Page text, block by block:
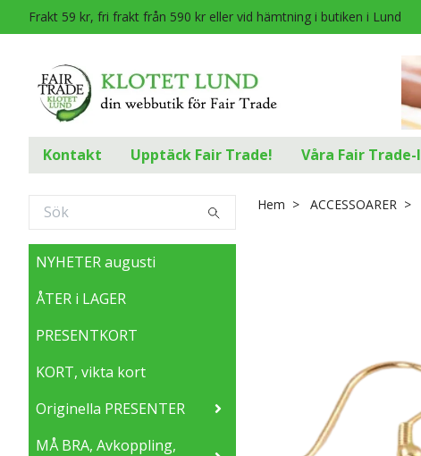
Frakt 59 kr, fri frakt från 590 kr eller vid hämtning i butiken i Lund
Kontakt Upptäck Fair Trade! Våra Fair
NYHETER augusti
ÅTER i LAGER
PRESENTKORT
KORT, vikta kort
Originella PRESENTER
MÅ BRA, Avkoppling,
Hem ACCESSOARER